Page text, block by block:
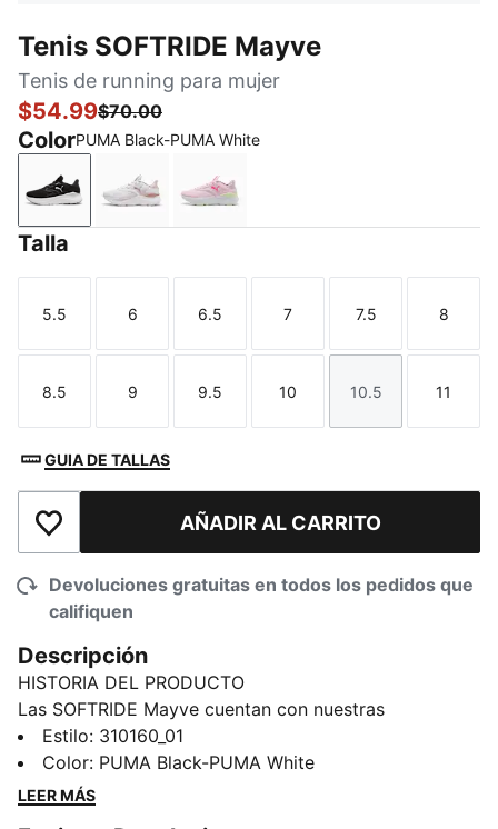
Tenis SOFTRIDE Mayve
Tenis de running para mujer
$54.99$70.00
ColorPUMA Black-PUMA White
PUMA Black-PUMA White
Feather Gray-Mauve Mist-Rose Gold
Pearl Pink-Pure Pink-Apple Spritz
Talla
Talla
5.5
Talla
6
Talla
6.5
Talla
7
Talla
7.5
Talla
8
Talla
8.5
Talla
9
Talla
9.5
Talla
10
Talla
10.5
Talla
11
GUIA DE TALLAS
Añadir a la lista de deseosAÑADIR AL CARRITO
Devoluciones gratuitas en todos los pedidos que
califiquen
Descripción
HISTORIA DEL PRODUCTO
Las SOFTRIDE Mayve cuentan con nuestras
acolchadas gomaespuma SOFTRIDE y plantilla
SOFTFOAM+, para ofrecerte mayor comodidad. Esta
versión presenta un cuello escotado, cubierta textil
Estilo: 310160_01
Color: PUMA Black-PUMA White
LEER MÁS